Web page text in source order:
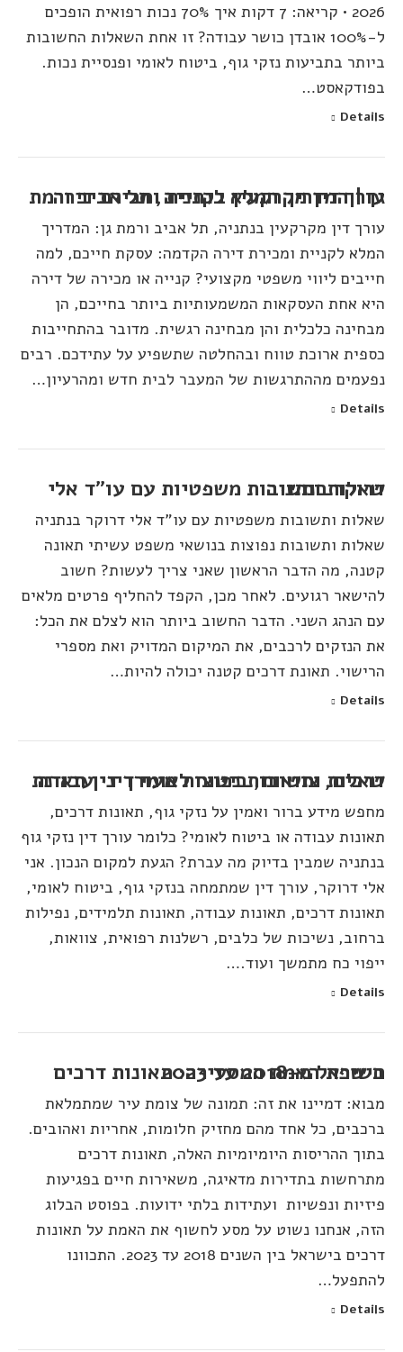
2026 • קריאה: 7 דקות איך 70% נכות רפואית הופכים
ל-100% אובדן כושר עבודה? זו אחת השאלות החשובות
ביותר בתביעות נזקי גוף, ביטוח לאומי ופנסיית נכות.
בפודקאסט…
Details
עורך דין מקרקעין בנתניה, תל אביב ורמת גן | המדריך המלא לקניית ומכירת דירה
עורך דין מקרקעין בנתניה, תל אביב ורמת גן: המדריך
המלא לקניית ומכירת דירה הקדמה: עסקת חייכם, למה
חייבים ליווי משפטי מקצועי? קנייה או מכירה של דירה
היא אחת העסקאות המשמעותיות ביותר בחייכם, הן
מבחינה כלכלית והן מבחינה רגשית. מדובר בהתחייבות
כספית ארוכת טווח ובהחלטה שתשפיע על עתידכם. רבים
נפעמים מההתרגשות של המעבר לבית חדש ומהרעיון…
Details
שאלות ותשובות משפטיות עם עו"ד אלי דרוקר בנתניה
שאלות ותשובות משפטיות עם עו"ד אלי דרוקר בנתניה
שאלות ותשובות נפוצות בנושאי משפט עשיתי תאונה
קטנה, מה הדבר הראשון שאני צריך לעשות? חשוב
להישאר רגועים. לאחר מכן, הקפד להחליף פרטים מלאים
עם הנהג השני. הדבר החשוב ביותר הוא לצלם את הכל:
את הנזקים לרכבים, את המיקום המדויק ואת מספרי
הרישוי. תאונת דרכים קטנה יכולה להיות…
Details
שאלות ותשובות נפוצות מעורך דין תאונת דרכים, צוואות, ביטוח לאומי דיני עבודה
מחפש מידע ברור ואמין על נזקי גוף, תאונות דרכים,
תאונות עבודה או ביטוח לאומי? כלומר עורך דין נזקי גוף
בנתניה שמבין בדיוק מה עברת? הגעת למקום הנכון. אני
אלי דרוקר, עורך דין שמתמחה בנזקי גוף, ביטוח לאומי,
תאונות דרכים, תאונות עבודה, תאונות תלמידים, נפילות
ברחוב, נשיכות של כלבים, רשלנות רפואית, צוואות,
ייפוי כח מתמשך ועוד.…
Details
חשיפת האמת המסעירה: תאונות דרכים בישראל מ-2018 עד 2023
מבוא: דמיינו את זה: תמונה של צומת עיר שמתמלאת
ברכבים, כל אחד מהם מחזיק חלומות, אחריות ואהובים.
בתוך ההריסות היומיומיות האלה, תאונות דרכים
מתרחשות בתדירות מדאיגה, משאירות חיים בפגיעות
פיזיות ונפשיות ועתידות בלתי ידועות. בפוסט הבלוג
הזה, אנחנו נשוט על מסע לחשוף את האמת על תאונות
דרכים בישראל בין השנים 2018 עד 2023. התכוונו
להתפעל…
Details